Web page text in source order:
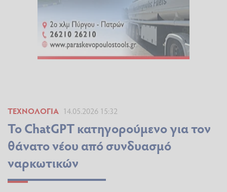
ΤΕΧΝΟΛΟΓΊΑ 14.05.2026 15:32
To ChatGPT κατηγορούμενο για τον
θάνατο νέου από συνδυασμό
ναρκωτικών